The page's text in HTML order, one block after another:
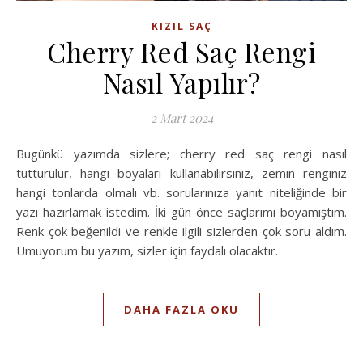
KIZIL SAÇ
Cherry Red Saç Rengi
Nasıl Yapılır?
2 Mart 2024
Bugünkü yazımda sizlere; cherry red saç rengi nasıl
tutturulur, hangi boyaları kullanabilirsiniz, zemin renginiz
hangi tonlarda olmalı vb. sorularınıza yanıt niteliğinde bir
yazı hazırlamak istedim. İki gün önce saçlarımı boyamıştım.
Renk çok beğenildi ve renkle ilgili sizlerden çok soru aldım.
Umuyorum bu yazım, sizler için faydalı olacaktır.
DAHA FAZLA OKU